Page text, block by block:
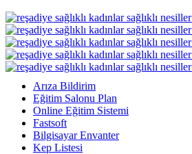
Arıza Bildirim
Eğitim Salonu Plan
Online Eğitim Sistemi
Fastsoft
Bilgisayar Envanter
Kep Listesi